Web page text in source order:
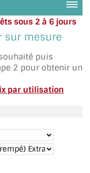
sous 2 à 6 jours
Besoin d'aide ?
au 06 79 92 33 38
sur mesure
puis
2 pour obtenir un
par utilisation